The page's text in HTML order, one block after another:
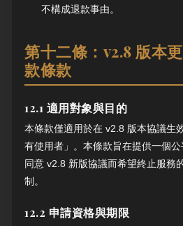
不構成退款事由。
第十二條：v2.8 版本
款條款
12.1 適用對象與目的
本條款僅適用於在 v2.8 版本協議生
有使用者」。本條款旨在提供一個
同意 v2.8 新版協議而希望終止服務
制。
12.2 申請資格與期限